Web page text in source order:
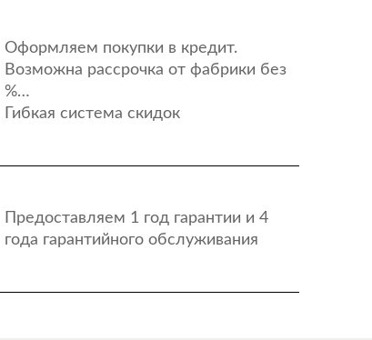
Оформляем покупки в кредит.
Возможна рассрочка от фабрики без
%…
Гибкая система скидок
Предоставляем 1 год гарантии и 4
года гарантийного обслуживания